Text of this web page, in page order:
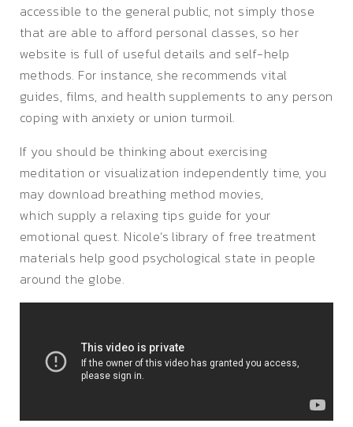
accessible to the general public, not simply those
that are able to afford personal classes, so her
website is full of useful details and self-help
methods. For instance, she recommends vital
guides, films, and health supplements to any person
coping with anxiety or union turmoil.
If you should be thinking about exercising
meditation or visualization independently time, you
may download breathing method movies,
which supply a relaxing tips guide for your
emotional quest. Nicole’s library of free treatment
materials help good psychological state in people
around the globe.